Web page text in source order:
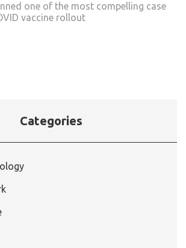
one of the most compelling case
vaccine rollout
Categories